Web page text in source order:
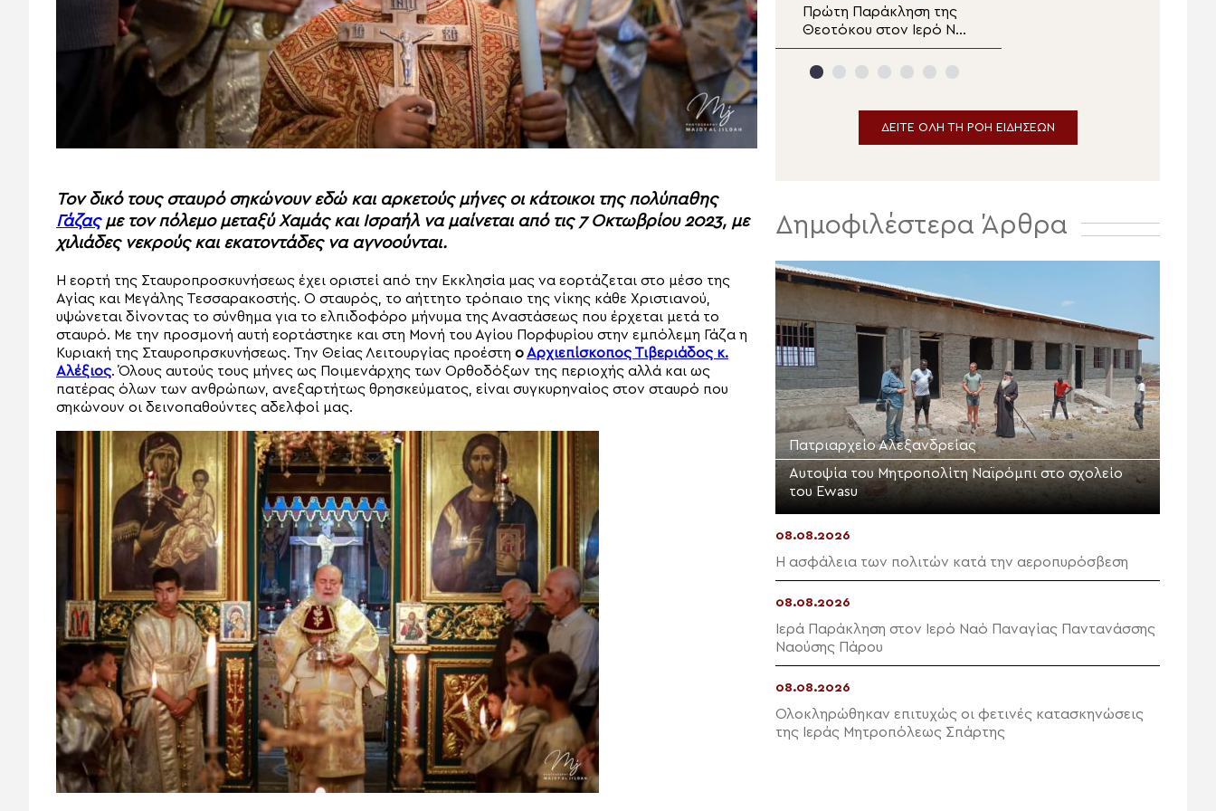
Τον δικό τους σταυρό σηκώνουν εδώ και αρκετούς μήνες οι κάτοικοι της πολύπαθης
Γάζαςμε τον πόλεμο μεταξύ Χαμάς και Ισραήλ να μαίνεται από τις 7 Οκτωβρίου 2023, με
χιλιάδες νεκρούς και εκατοντάδες να αγνοούνται.
Η εορτή της Σταυροπροσκυνήσεως έχει οριστεί από την Εκκλησία μας να εορτάζεται στο μέσο της
Αγίας και Μεγάλης Τεσσαρακοστής. Ο σταυρός, το αήττητο τρόπαιο της νίκης κάθε Χριστιανού,
υψώνεται δίνοντας το σύνθημα για το ελπιδοφόρο μήνυμα της Αναστάσεως που έρχεται μετά το
σταυρό. Με την προσμονή αυτή εορτάστηκε και στη Μονή του Αγίου Πορφυρίου στην εμπόλεμη Γάζα η
Κυριακή της Σταυροπρσκυνήσεως. Την Θείας Λειτουργίας προέστη ο Αρχιεπίσκοπος Τιβεριάδος κ.
Αλέξιος. Όλους αυτούς τους μήνες ως Ποιμενάρχης των Ορθοδόξων της περιοχής αλλά και ως
πατέρας όλων των ανθρώπων, ανεξαρτήτως θρησκεύματος, είναι συγκυρηναίος στον σταυρό που
σηκώνουν οι δεινοπαθούντες αδελφοί μας.
Ο Μητροπολίτης
Αρκαλοχωρίου σε
εκδήλωση για τα θύματα
της ναζιστικής κατοχής
της Εμπάρου
Πρώτη Παράκληση της
Θεοτόκου στον Ιερό Ναό
Αγίου Παϊσίου Ιωαννίνων
ΔΕΙΤΕ ΟΛΗ ΤΗ ΡΟΗ ΕΙΔΗΣΕΩΝ
Δημοφιλέστερα Άρθρα
Πατριαρχείο Αλεξανδρείας
Αυτοψία του Μητροπολίτη Ναϊρόμπι στο σχολείο
του Ewasu
08.08.2026
Η ασφάλεια των πολιτών κατά την αεροπυρόσβεση
08.08.2026
Ιερά Παράκληση στον Ιερό Ναό Παναγίας Παντανάσσης
Ναούσης Πάρου
08.08.2026
Ολοκληρώθηκαν επιτυχώς οι φετινές κατασκηνώσεις
της Ιεράς Μητροπόλεως Σπάρτης